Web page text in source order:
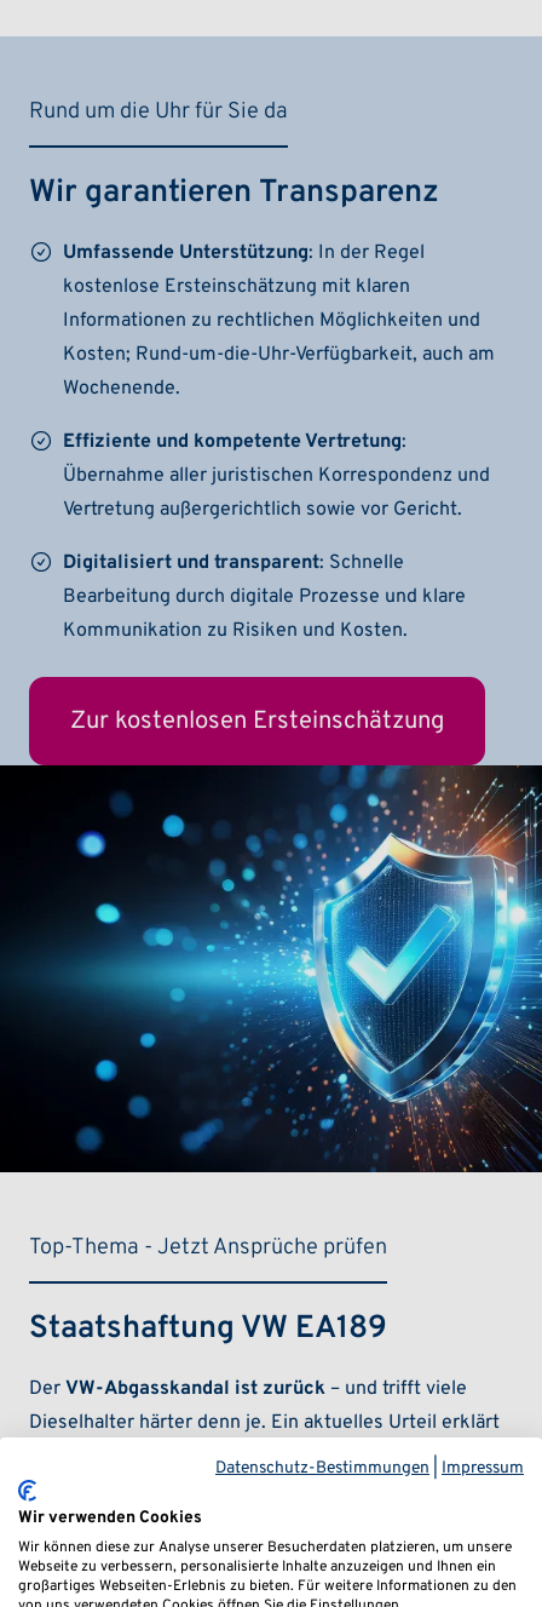
Rund um die Uhr für Sie da
Wir garantieren Transparenz
Umfassende Unterstützung: In der Regel
kostenlose Ersteinschätzung mit klaren
Informationen zu rechtlichen Möglichkeiten und
Kosten; Rund-um-die-Uhr-Verfügbarkeit, auch am
Wochenende.
Effiziente und kompetente Vertretung:
Übernahme aller juristischen Korrespondenz und
Vertretung außergerichtlich sowie vor Gericht.
Digitalisiert und transparent: Schnelle
Bearbeitung durch digitale Prozesse und klare
Kommunikation zu Risiken und Kosten.
Zur kostenlosen Ersteinschätzung
Top-Thema - Jetzt Ansprüche prüfen
Staatshaftung VW EA189
DerVW-Abgasskandal ist zurück – und trifft viele
Dieselhalter härter denn je. Ein aktuelles Urteil erklärt
das zentrale Software-Update für rechtswidrig, während
Stilllegungen näher rücken
haften.
Doch eröffnet sich jetzt eineneue Chance: Kann der
Datenschutz-Bestimmungen Impressum
Wir verwenden Cookies
Wir können diese zur Analyse unserer Besucherdaten platzieren, um unsere
Webseite zu verbessern, personalisierte Inhalte anzuzeigen und Ihnen ein
großartiges Webseiten-Erlebnis zu bieten. Für weitere Informationen zu den